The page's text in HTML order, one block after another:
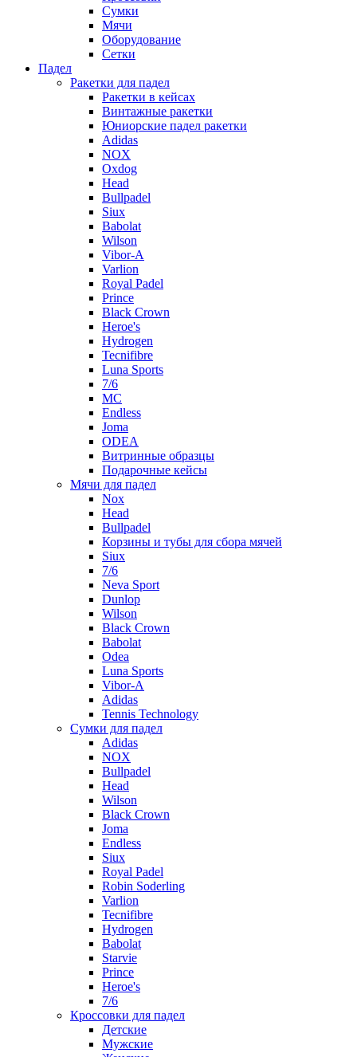
Сумки
Мячи
Оборудование
Сетки
Падел
Ракетки для падел
Ракетки в кейсах
Винтажные ракетки
Юниорские падел ракетки
Adidas
NOX
Oxdog
Head
Bullpadel
Siux
Babolat
Wilson
Vibor-A
Varlion
Royal Padel
Prince
Black Crown
Heroe's
Hydrogen
Tecnifibre
Luna Sports
7/6
MC
Endless
Joma
ODEA
Витринные образцы
Подарочные кейсы
Мячи для падел
Nox
Head
Bullpadel
Корзины и тубы для сбора мячей
Siux
7/6
Neva Sport
Dunlop
Wilson
Black Crown
Babolat
Odea
Luna Sports
Vibor-A
Adidas
Tennis Technology
Сумки для падел
Adidas
NOX
Bullpadel
Head
Wilson
Black Crown
Joma
Endless
Siux
Royal Padel
Robin Soderling
Varlion
Tecnifibre
Hydrogen
Babolat
Starvie
Prince
Heroe's
7/6
Кроссовки для падел
Детские
Мужские